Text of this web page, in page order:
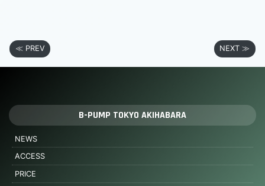
≪ PREV NEXT ≫
B-PUMP TOKYO AKIHABARA
NEWS
ACCESS
PRICE